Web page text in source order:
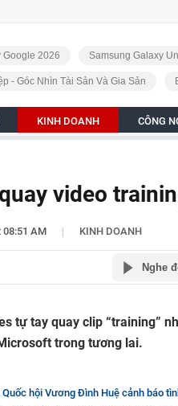
Google 2026 Samsung Galaxy
- Góc Nhìn Tài Sản Và Gia Sản
KINH DOANH CÔNG
video
AM | KINH DOANH
Nghe
tự tay quay clip “training”
trong tương lai.
hội Vương Đình Huệ cảnh báo tình trạng sốt